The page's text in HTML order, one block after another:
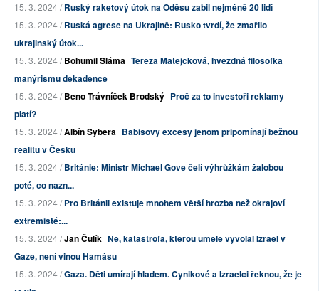
15. 3. 2024 /Ruský raketový útok na Oděsu zabil nejméně 20 lidí
15. 3. 2024 /Ruská agrese na Ukrajině: Rusko tvrdí, že zmařilo
ukrajinský útok...
15. 3. 2024 /Bohumil Sláma Tereza Matějčková, hvězdná filosofka
manýrismu dekadence
15. 3. 2024 /Beno Trávníček Brodský Proč za to investoři reklamy
platí?
15. 3. 2024 /Albín Sybera Babišovy excesy jenom připomínají běžnou
realitu v Česku
15. 3. 2024 /Británie: Ministr Michael Gove čelí výhrůžkám žalobou
poté, co nazn...
15. 3. 2024 /Pro Británii existuje mnohem větší hrozba než okrajoví
extremisté:...
15. 3. 2024 /Jan Čulík Ne, katastrofa, kterou uměle vyvolal Izrael v
Gaze, není vinou Hamásu
15. 3. 2024 /Gaza. Děti umírají hladem. Cynikové a Izraelci řeknou, že je